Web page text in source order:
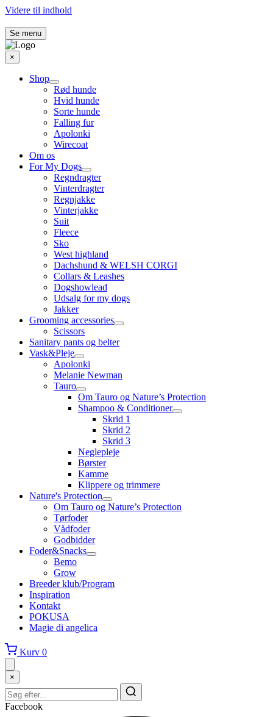
Videre til indhold
Se menu
×
Shop
Rød hunde
Hvid hunde
Sorte hunde
Falling fur
Apolonki
Wirecoat
Om os
For My Dogs
Regndragter
Vinterdragter
Regnjakke
Vinterjakke
Suit
Fleece
Sko
West highland
Dachshund & WELSH CORGI
Collars & Leashes
Dogshowlead
Udsalg for my dogs
Jakker
Grooming accessories
Scissors
Sanitary pants og belter
Vask&Pleje
Apolonki
Melanie Newman
Tauro
Om Tauro og Nature’s Protection
Shampoo & Conditioner
Skrid 1
Skrid 2
Skrid 3
Neglepleje
Børster
Kamme
Klippere og trimmere
Nature's Protection
Om Tauro og Nature’s Protection
Tørfoder
Vådfoder
Godbidder
Foder&Snacks
Bemo
Grow
Breeder klub/Program
Inspiration
Kontakt
POKUSA
Magie di angelica
Kurv 0
×
Facebook